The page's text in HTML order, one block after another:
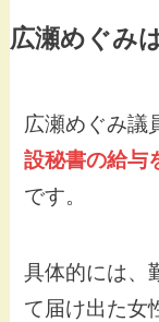
広瀬めぐみ
広瀬めぐみ議
設秘書の給与
です。
具体的には、
て届け出た女